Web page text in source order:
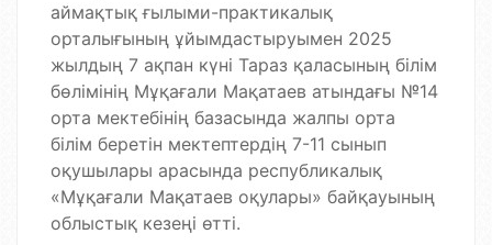
аймақтық ғылыми-практикалық
орталығының ұйымдастыруымен 2025
жылдың 7 ақпан күні Тараз қаласының білім
бөлімінің Мұқағали Мақатаев атындағы №14
орта мектебінің базасында жалпы орта
білім беретін мектептердің 7-11 сынып
оқушылары арасында республикалық
«Мұқағали Мақатаев оқулары» байқауының
облыстық кезеңі өтті.